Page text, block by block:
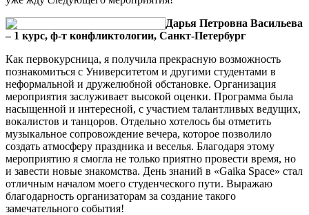
Дарья Петровна Васильева
– 1 курс, ф-т конфликтологии, Санкт-Петербург
Как первокурсница, я получила прекрасную возможность
познакомиться с Университетом и другими студентами в
неформальной и дружелюбной обстановке. Организация
мероприятия заслуживает высокой оценки. Программа была
насыщенной и интересной, с участием талантливых ведущих,
вокалистов и танцоров. Отдельно хотелось бы отметить
музыкальное сопровождение вечера, которое позволило
создать атмосферу праздника и веселья. Благодаря этому
мероприятию я смогла не только приятно провести время, но
и завести новые знакомства. День знаний в «Gaika Space» стал
отличным началом моего студенческого пути. Выражаю
благодарность организаторам за создание такого
замечательного события!